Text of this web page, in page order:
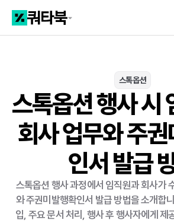
스톡옵션
스톡옵션 행사 시
회사 업무와 주
인서 발급
스톡옵션 행사 과정에서 임직원과 회사가
와 주권미발행확인서 발급 방법을 소개합
입, 주요 문서 처리, 행사 후 행사자에게 제